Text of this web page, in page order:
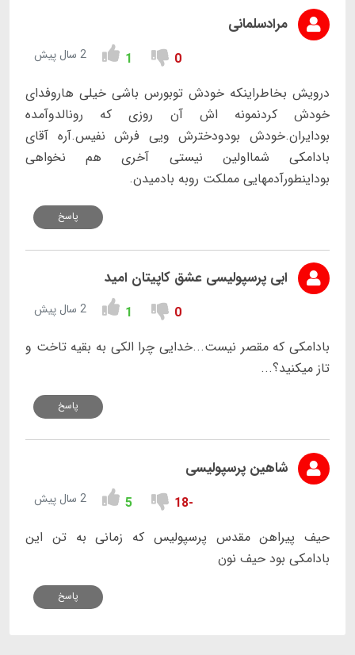
مرادسلمانی
0
1 2 سال پیش
درویش بخاطراینکه خودش توبورس باشی خیلی هاروفدای
خودش کردنمونه اش آن روزی که رونالدوآمده
بودایران.خودش بودودخترش ویی فرش نفیس.آره آقای
بادامکی شمااولین نیستی آخری هم نخواهی
بوداینطورآدمهایی مملکت روبه بادمیدن.
پاسخ
ابی پرسپولیسی عشق کاپیتان امید
0
1 2 سال پیش
بادامکی که مقصر نیست...خدایی چرا الکی به بقیه تاخت و
تاز میکنید؟...
پاسخ
شاهین پرسپولیسی
-18
5 2 سال پیش
حیف پیراهن مقدس پرسپولیس که زمانی به تن این
بادامکی بود حیف نون
پاسخ